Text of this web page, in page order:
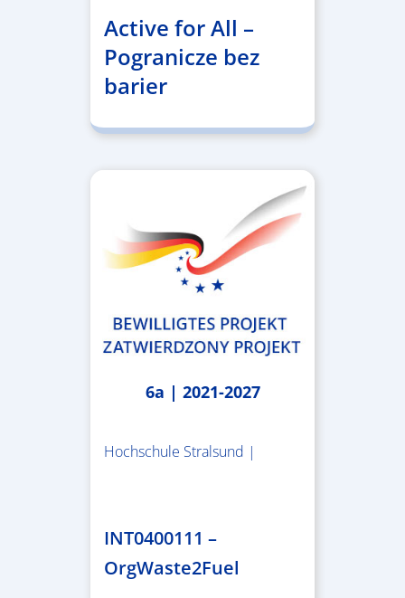
Active for All –
Pogranicze bez
barier
6a | 2021-2027
Hochschule Stralsund |
INT0400111 –
OrgWaste2Fuel